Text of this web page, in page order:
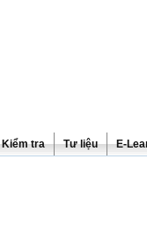
tra Tư liệu E-